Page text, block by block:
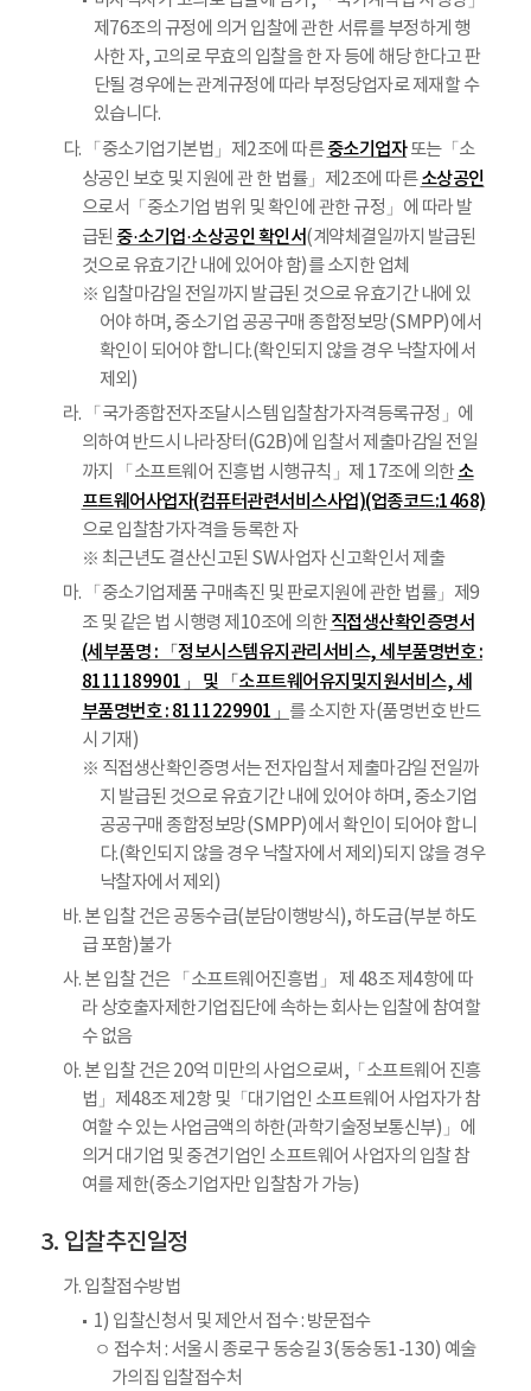
제76조의 규정에 의거 입찰에 관한 서류를 부정하게 행
사한 자, 고의로 무효의 입찰을 한 자 등에 해당 한다고 판
단될 경우에는 관계규정에 따라 부정당업자로 제재할 수
있습니다.
다. 「중소기업기본법」제2조에 따른중소기업자또는「소
상공인 보호 및 지원에 관 한 법률」제2조에 따른소상공인
으로서「중소기업 범위 및 확인에 관한 규정」에 따라 발
급된 중·소기업·소상공인 확인서(계약체결일까지 발급된
것으로 유효기간 내에 있어야 함)를 소지한 업체
※ 입찰마감일 전일까지 발급된 것으로 유효기간 내에 있
어야 하며, 중소기업 공공구매 종합정보망(SMPP)에서
확인이 되어야 합니다.(확인되지 않을 경우 낙찰자에서
제외)
라. 「국가종합전자조달시스템 입찰참가자격등록규정」에
의하여 반드시 나라장터(G2B)에 입찰서 제출마감일 전일
까지 「소프트웨어 진흥법 시행규칙」제 17조에 의한소
프트웨어사업자(컴퓨터관련서비스사업)(업종코드:1468)
으로 입찰참가자격을 등록한 자
※ 최근년도 결산신고된 SW사업자 신고확인서 제출
마. 「중소기업제품 구매촉진 및 판로지원에 관한 법률」제9
조 및 같은 법 시행령 제10조에 의한직접생산확인증명서
(세부품명 : 「정보시스템유지관리서비스, 세부품명번호 :
8111189901」 및 「소프트웨어유지및지원서비스, 세
부품명번호 : 8111229901」 를 소지한 자(품명번호 반드
시 기재)
※ 직접생산확인증명서는 전자입찰서 제출마감일 전일까
지 발급된 것으로 유효기간 내에 있어야 하며, 중소기업
공공구매 종합정보망(SMPP)에서 확인이 되어야 합니
다.(확인되지 않을 경우 낙찰자에서 제외)되지 않을 경우
낙찰자에서 제외)
바. 본 입찰 건은 공동수급(분담이행방식), 하도급(부분 하도
급 포함)불가
사. 본 입찰 건은 「소프트웨어진흥법」 제 48조 제4항에 따
라 상호출자제한기업집단에 속하는 회사는 입찰에 참여할
수 없음
아. 본 입찰 건은 20억 미만의 사업으로써,「소프트웨어 진흥
법」제48조 제2항 및「대기업인 소프트웨어 사업자가 참
여할 수 있는 사업금액의 하한(과학기술정보통신부)」에
의거 대기업 및 중견기업인 소프트웨어 사업자의 입찰 참
여를 제한(중소기업자만 입찰참가 가능)
입찰추진일정
가. 입찰접수방법
1) 입찰신청서 및 제안서 접수 : 방문접수
ㅇ 접수처 : 서울시 종로구 동숭길 3(동숭동1-130) 예술
가의집 입찰접수처